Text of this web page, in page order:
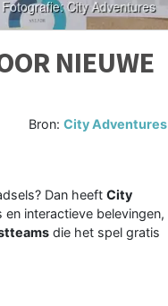
NIEUWE
Bron:City Adventures
Dan heeft City
interactieve belevingen,
die het spel gratis